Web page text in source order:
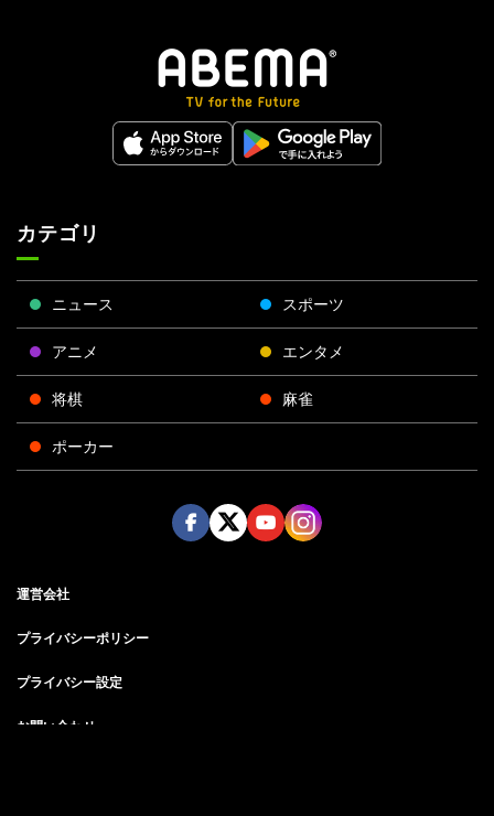
カテゴリ
ニュース スポーツ
アニメ エンタメ
将棋 麻雀
ポーカー
運営会社
プライバシーポリシー
プライバシー設定
お問い合わせ